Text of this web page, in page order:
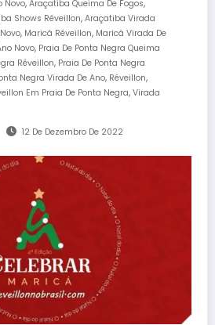
Novo Araçatiba Queima De Fogos
Shows Réveillon, Araçatiba Virada
, Maricá Réveillon, Maricá Virada De
Novo, Praia De Ponta Negra Queima
Réveillon, Praia De Ponta Negra
Negra Virada De Ano, Réveillon,
Em Praia De Ponta Negra, Virada
12 De Dezembro De 2022